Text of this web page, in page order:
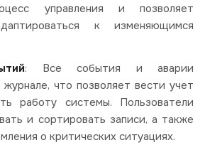
управления и позволяет
к изменяющимся
: Все события и аварии
что позволяет вести учет
работу системы. Пользователи
и сортировать записи, а также
о критических ситуациях.